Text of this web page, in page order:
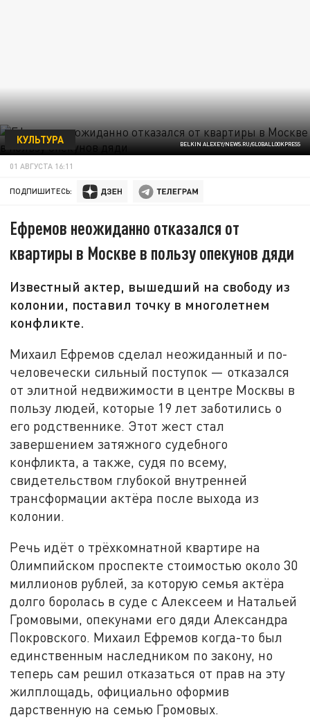
BELKIN ALEXEY/NEWS.RU/GLOBALLOOKPRESS
КУЛЬТУРА
01 АВГУСТА 16:11
ПОДПИШИТЕСЬ:
Ефремов неожиданно отказался от
квартиры в Москве в пользу опекунов дяди
Известный актер, вышедший на свободу из
колонии, поставил точку в многолетнем
конфликте.
Михаил Ефремов сделал неожиданный и по-
человечески сильный поступок — отказался
от элитной недвижимости в центре Москвы в
пользу людей, которые 19 лет заботились о
его родственнике. Этот жест стал
завершением затяжного судебного
конфликта, а также, судя по всему,
свидетельством глубокой внутренней
трансформации актёра после выхода из
колонии.
Речь идёт о трёхкомнатной квартире на
Олимпийском проспекте стоимостью около 30
миллионов рублей, за которую семья актёра
долго боролась в суде с Алексеем и Натальей
Громовыми, опекунами его дяди Александра
Покровского. Михаил Ефремов когда-то был
единственным наследником по закону, но
теперь сам решил отказаться от прав на эту
жилплощадь, официально оформив
дарственную на семью Громовых.